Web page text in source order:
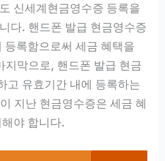
신세계현금영수증 등록을
다. 핸드폰 발급 현금영수증
등록함으로써 세금 혜택을
지막으로, 핸드폰 발급 현금
고 유효기간 내에 등록하는
지난 현금영수증은 세금 혜
야 합니다.